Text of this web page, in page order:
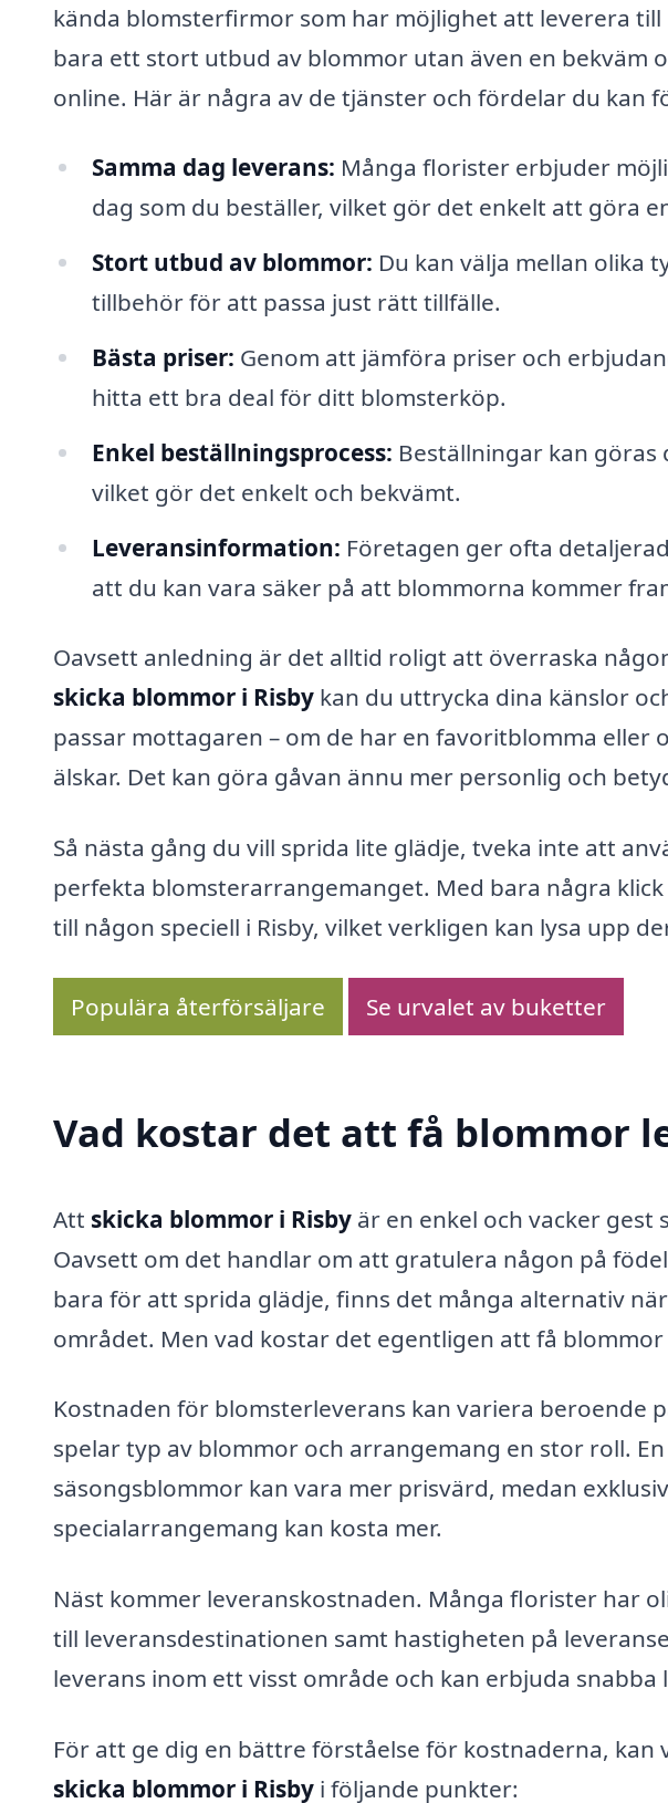
kända blomsterfirmor som har möjlighet att leverera till
bara ett stort utbud av blommor utan även en bekväm
online. Här är några av de tjänster och fördelar du kan
Samma dag leverans: Många florister erbjuder
dag som du beställer, vilket gör det enkelt att göra
Stort utbud av blommor: Du kan välja mellan olika
tillbehör för att passa just rätt tillfälle.
Bästa priser: Genom att jämföra priser och
hitta ett bra deal för ditt blomsterköp.
Enkel beställningsprocess: Beställningar kan
vilket gör det enkelt och bekvämt.
Leveransinformation: Företagen ger ofta
att du kan vara säker på att blommorna kommer
Oavsett anledning är det alltid roligt att överraska
skicka blommor i Risby kan du uttrycka dina känslor
passar mottagaren – om de har en favoritblomma eller
älskar. Det kan göra gåvan ännu mer personlig och
Så nästa gång du vill sprida lite glädje, tveka inte att
perfekta blomsterarrangemanget. Med bara några
till någon speciell i Risby, vilket verkligen kan lysa upp
Populära återförsäljare Se urvalet av buketter
Vad kostar det att få blommor
Att skicka blommor i Risby är en enkel och vacker gest
Oavsett om det handlar om att gratulera någon på
bara för att sprida glädje, finns det många alternativ
området. Men vad kostar det egentligen att få blommor
Kostnaden för blomsterleverans kan variera beroende
spelar typ av blommor och arrangemang en stor roll.
säsongsblommor kan vara mer prisvärd, medan
specialarrangemang kan kosta mer.
Näst kommer leveranskostnaden. Många florister har
till leveransdestinationen samt hastigheten på
leverans inom ett visst område och kan erbjuda snabba
För att ge dig en bättre förståelse för kostnaderna, kan
skicka blommor i Risby i följande punkter: